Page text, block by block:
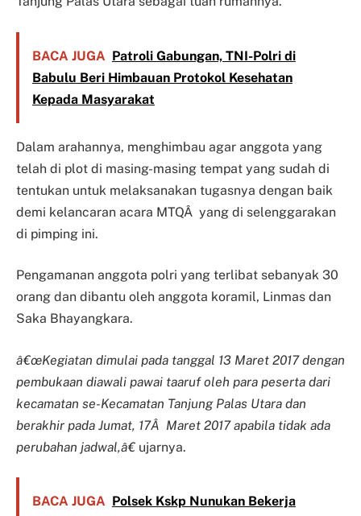
BACA JUGA Patroli Gabungan, TNI-Polri di
Babulu Beri Himbauan Protokol Kesehatan
Kepada Masyarakat
Dalam arahannya, menghimbau agar anggota yang
telah di plot di masing-masing tempat yang sudah di
tentukan untuk melaksanakan tugasnya dengan baik
demi kelancaran acara MTQÂ yang di selenggarakan
di pimping ini.
Pengamanan anggota polri yang terlibat sebanyak 30
orang dan dibantu oleh anggota koramil, Linmas dan
Saka Bhayangkara.
â€œKegiatan dimulai pada tanggal 13 Maret 2017 dengan
pembukaan diawali pawai taaruf oleh para peserta dari
kecamatan se-Kecamatan Tanjung Palas Utara dan
berakhir pada Jumat, 17Â Maret 2017 apabila tidak ada
perubahan jadwal,â€ ujarnya.
BACA JUGA Polsek Kskp Nunukan Bekerja